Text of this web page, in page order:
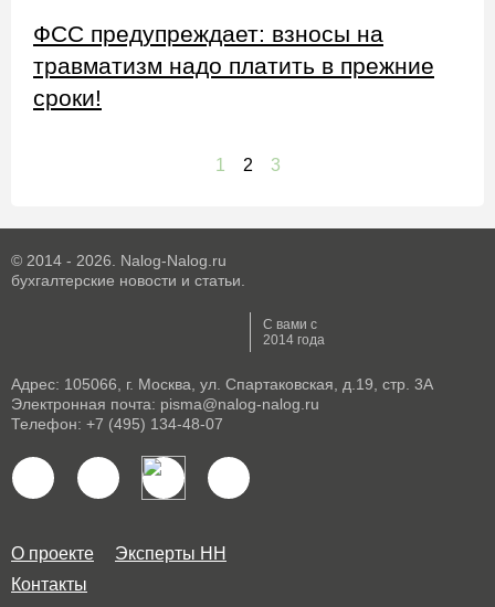
ФСС предупреждает: взносы на
травматизм надо платить в прежние
сроки!
1 2 3
© 2014 - 2026. Nalog-Nalog.ru
бухгалтерские новости и статьи.
С вами с
2014 года
Адрес: 105066, г. Москва, ул. Спартаковская, д.19, стр. 3А
Электронная почта: pisma@nalog-nalog.ru
Телефон: +7 (495) 134-48-07
О проекте
Эксперты НН
Контакты